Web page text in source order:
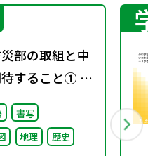
部の取組と中
すること① ～
書写
地理 歴史